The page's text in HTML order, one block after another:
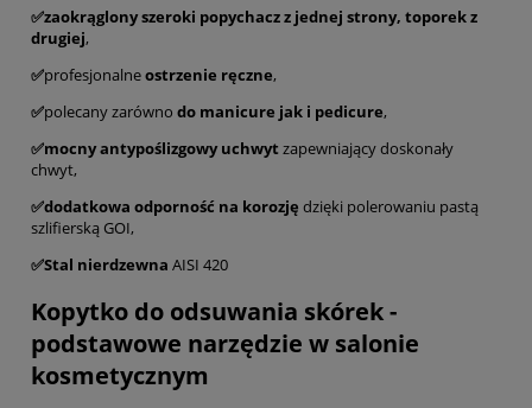
✅zaokrąglony szeroki popychacz z jednej strony, toporek z
drugiej,
✅profesjonalneostrzenie ręczne,
✅polecany zarówno do manicure jak i pedicure,
✅mocny antypoślizgowy uchwyt zapewniający doskonały
chwyt,
✅dodatkowa odporność na korozję dzięki polerowaniu pastą
szlifierską GOI,
✅Stal nierdzewna AISI 420
Kopytko do odsuwania skórek -
podstawowe narzędzie w salonie
kosmetycznym